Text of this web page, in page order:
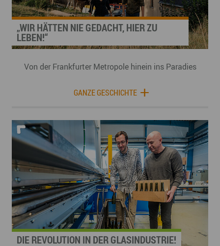
„WIR HÄTTEN NIE GEDACHT, HIER ZU
LEBEN!“
Von der Frankfurter Metropole hinein ins Paradies
GANZE GESCHICHTE
DIE REVOLUTION IN DER GLASINDUSTRIE!